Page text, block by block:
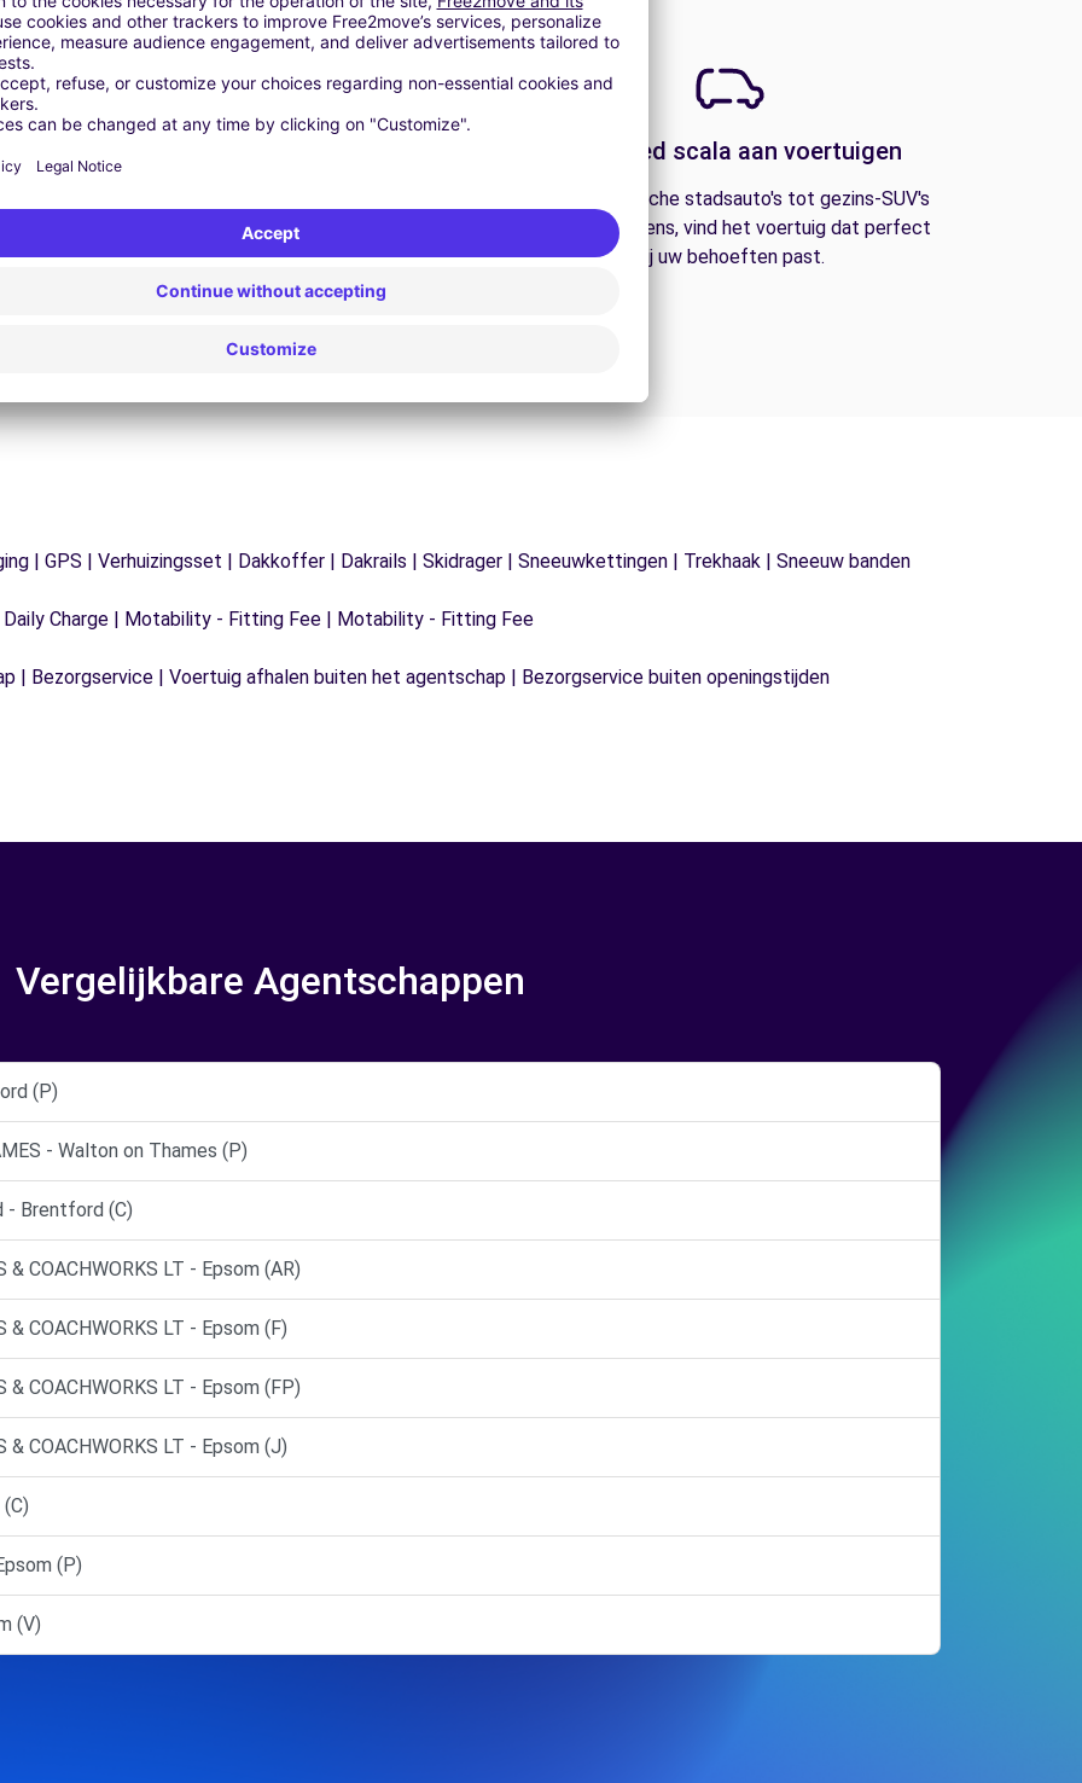
ondersteuningsdienst is te allen tijde beschikbaar
om een ononderbroken reis te garanderen.
Een breed scala aan voertuigen
Van economische stadsauto's tot gezins-SUV's
en bestelwagens, vind het voertuig dat perfect
bij uw behoeften past.
| GPS | Verhuizingsset | Dakkoffer | Dakrails | Skidrager | Sneeuwkettingen | Trekhaak | Sneeuw banden
Charge | Motability - Fitting Fee | Motability - Fitting Fee
| Bezorgservice | Voertuig afhalen buiten het agentschap | Bezorgservice buiten openingstijden
Vergelijkbare Agentschappen
(P)
- Walton on Thames (P)
- Brentford (C)
COACHWORKS LT - Epsom (AR)
COACHWORKS LT - Epsom (F)
COACHWORKS LT - Epsom (FP)
COACHWORKS LT - Epsom (J)
(P)
(V)